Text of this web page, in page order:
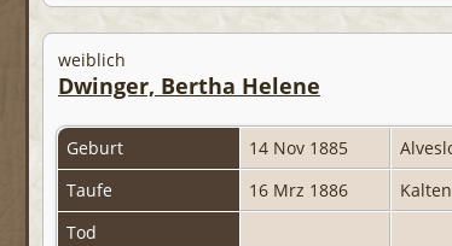
weiblich
Dwinger, Bertha Helene
Geburt 14 Nov 1885
Taufe
16 Mrz 1886
Tod